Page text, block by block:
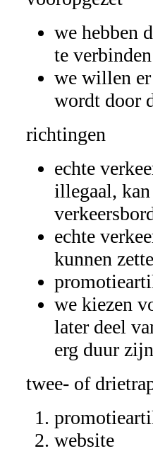
we hebben
te verbinden
we willen er
wordt door
richtingen
echte
illegaal,
echte
kunnen
we kiezen
later deel
erg duur
twee- of
website